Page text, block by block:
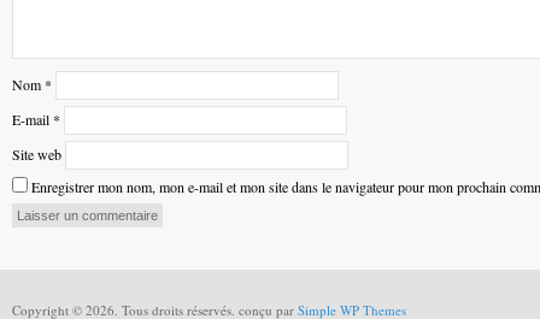
Nom *
E-mail *
Site web
Enregistrer mon nom, mon e-mail et mon site dans le navigateur pour mon prochain
Copyright © 2026. Tous droits réservés. conçu par Simple WP Themes